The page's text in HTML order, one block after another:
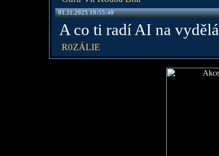
01.11.2025 18:55:40
A co ti radí AI na
R0ZÁLIE